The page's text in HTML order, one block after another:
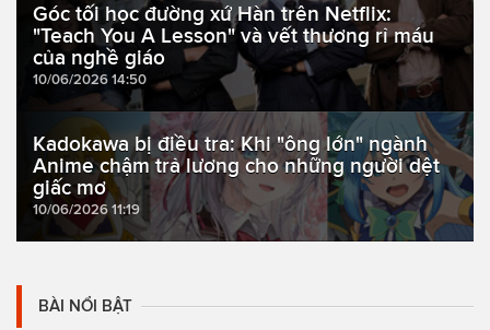
Góc tối học đường xứ Hàn trên Netflix:
"Teach You A Lesson" và vết thương rỉ máu
của nghề giáo
10/06/2026 14:50
Kadokawa bị điều tra: Khi "ông lớn" ngành
Anime chậm trả lương cho những người dệt
giấc mơ
10/06/2026 11:19
BÀI NỔI BẬT